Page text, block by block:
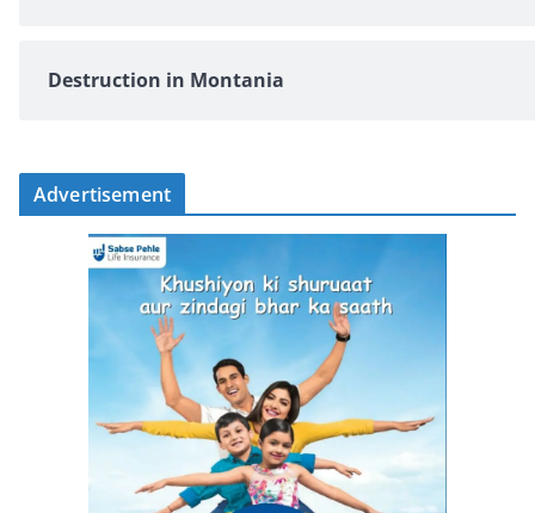
Destruction in Montania
Advertisement